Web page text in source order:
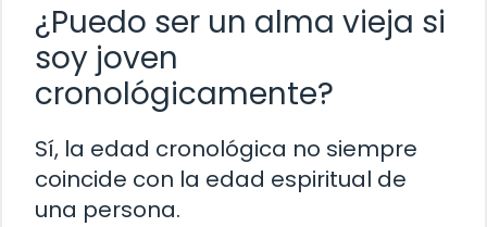
¿Puedo ser un alma vieja si
soy joven
cronológicamente?
Sí, la edad cronológica no siempre
coincide con la edad espiritual de
una persona.